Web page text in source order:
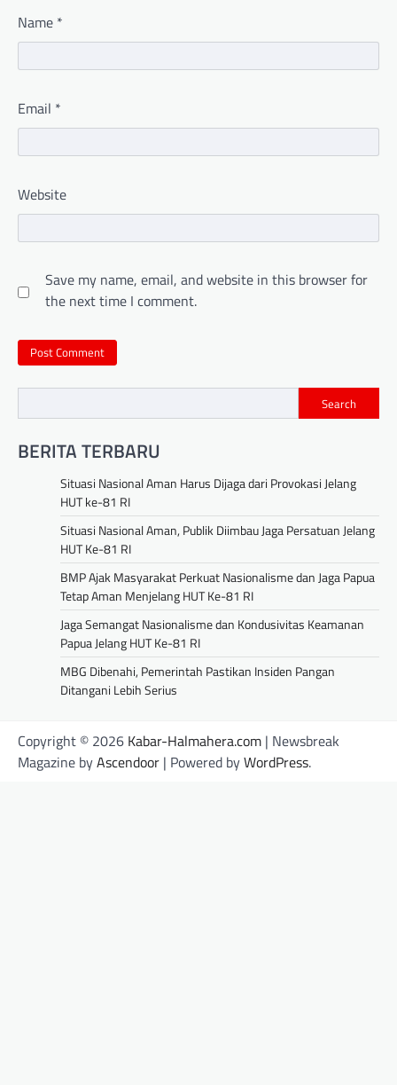
Name *
Email *
Website
Save my name, email, and website in this browser for
the next time I comment.
Search
BERITA TERBARU
Situasi Nasional Aman Harus Dijaga dari Provokasi Jelang
HUT ke-81 RI
Situasi Nasional Aman, Publik Diimbau Jaga Persatuan Jelang
HUT Ke-81 RI
BMP Ajak Masyarakat Perkuat Nasionalisme dan Jaga Papua
Tetap Aman Menjelang HUT Ke-81 RI
Jaga Semangat Nasionalisme dan Kondusivitas Keamanan
Papua Jelang HUT Ke-81 RI
MBG Dibenahi, Pemerintah Pastikan Insiden Pangan
Ditangani Lebih Serius
Copyright © 2026 Kabar-Halmahera.com | Newsbreak
Magazine byAscendoor | Powered byWordPress.